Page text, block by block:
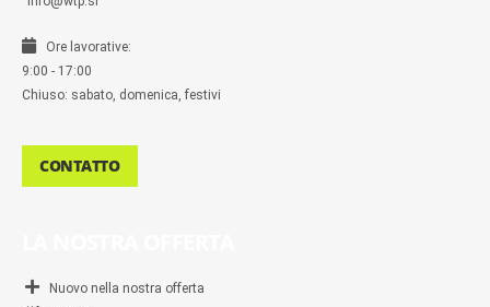
Ore lavorative:
9:00 - 17:00
Chiuso: sabato, domenica, festivi
CONTATTO
Nuovo nella nostra offerta